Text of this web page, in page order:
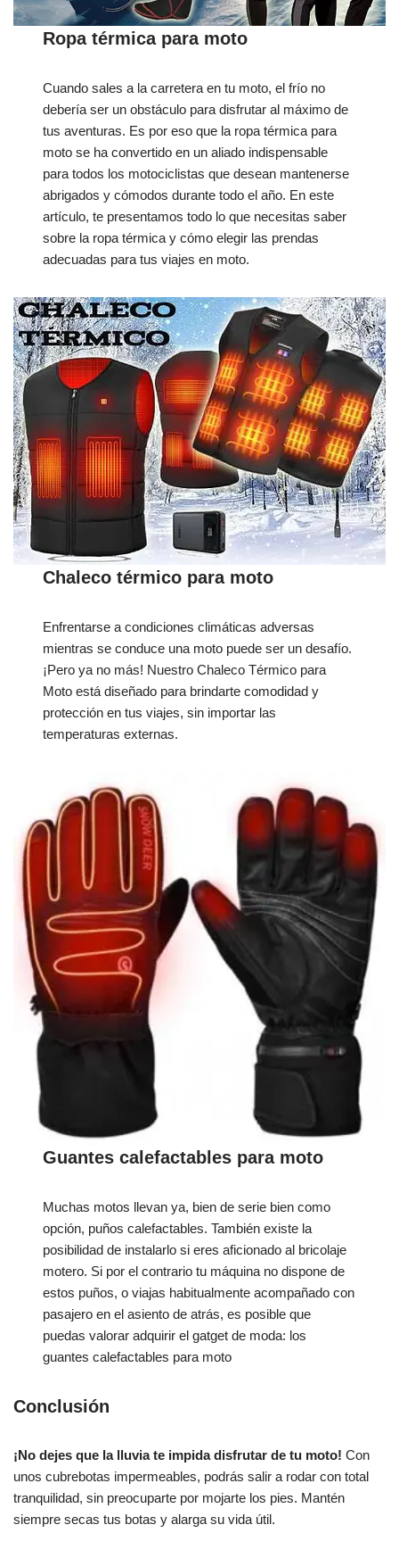
Ropa térmica para moto
Cuando sales a la carretera en tu moto, el frío no
debería ser un obstáculo para disfrutar al máximo de
tus aventuras. Es por eso que la ropa térmica para
moto se ha convertido en un aliado indispensable
para todos los motociclistas que desean mantenerse
abrigados y cómodos durante todo el año. En este
artículo, te presentamos todo lo que necesitas saber
sobre la ropa térmica y cómo elegir las prendas
adecuadas para tus viajes en moto.
Chaleco térmico para moto
Enfrentarse a condiciones climáticas adversas
mientras se conduce una moto puede ser un desafío.
¡Pero ya no más! Nuestro Chaleco Térmico para
Moto está diseñado para brindarte comodidad y
protección en tus viajes, sin importar las
temperaturas externas.
Guantes calefactables para moto
Muchas motos llevan ya, bien de serie bien como
opción, puños calefactables. También existe la
posibilidad de instalarlo si eres aficionado al bricolaje
motero. Si por el contrario tu máquina no dispone de
estos puños, o viajas habitualmente acompañado con
pasajero en el asiento de atrás, es posible que
puedas valorar adquirir el gatget de moda: los
guantes calefactables para moto
Conclusión
¡No dejes que la lluvia te impida disfrutar de tu moto! Con
unos cubrebotas impermeables, podrás salir a rodar con total
tranquilidad, sin preocuparte por mojarte los pies. Mantén
siempre secas tus botas y alarga su vida útil.